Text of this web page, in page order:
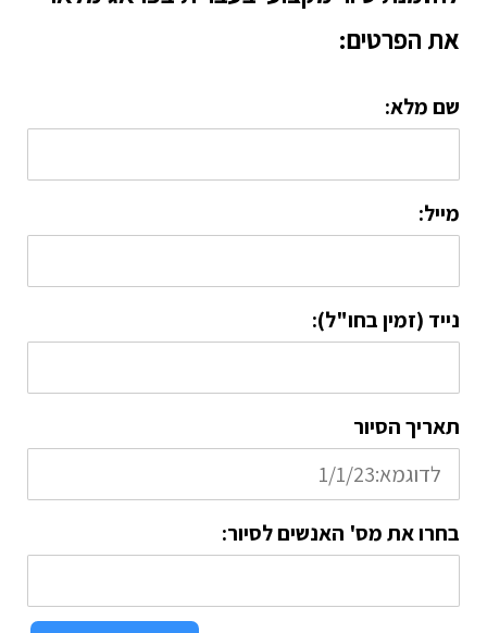
את הפרטים:
שם מלא:
מייל:
נייד (זמין בחו"ל):
תאריך הסיור
בחרו את מס' האנשים לסיור: